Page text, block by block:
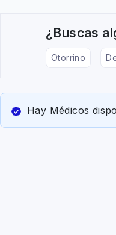
¿Buscas
Otorrino
Hay Médicos